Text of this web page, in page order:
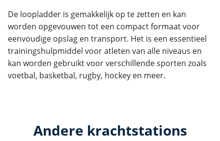
De loopladder is gemakkelijk op te zetten en kan
worden opgevouwen tot een compact formaat voor
eenvoudige opslag en transport. Het is een essentieel
trainingshulpmiddel voor atleten van alle niveaus en
kan worden gebruikt voor verschillende sporten zoals
voetbal, basketbal, rugby, hockey en meer.
Andere krachtstations